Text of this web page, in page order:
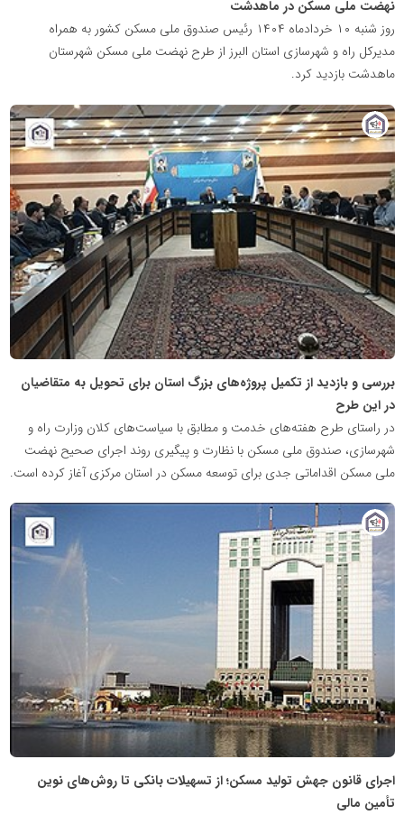
نهضت ملی مسکن در ماهدشت
روز شنبه ۱۰ خردادماه ۱۴۰۴ رئیس صندوق ملی مسکن کشور به همراه
مدیرکل راه و شهرسازی استان البرز از طرح نهضت ملی مسکن شهرستان
ماهدشت بازدید کرد.
بررسی و بازدید از تکمیل پروژه‌های بزرگ استان برای تحویل به متقاضیان
در این طرح
در راستای طرح هفته‌های خدمت و مطابق با سیاست‌های کلان وزارت راه و
شهرسازی، صندوق ملی مسکن با نظارت و پیگیری روند اجرای صحیح نهضت
ملی مسکن اقداماتی جدی برای توسعه مسکن در استان مرکزی آغاز کرده است.
پایگاه
خبری
نهضت
ملی
مسکن
اجرای قانون جهش تولید مسکن؛ از تسهیلات بانکی تا روش‌های نوین
تأمین مالی
پایگاه
خبری
نهضت
ملی
مسکن